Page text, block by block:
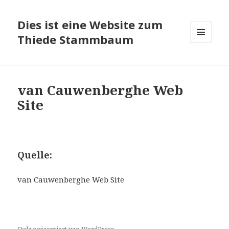
Dies ist eine Website zum
Thiede Stammbaum
van Cauwenberghe Web
Site
Quelle:
van Cauwenberghe Web Site